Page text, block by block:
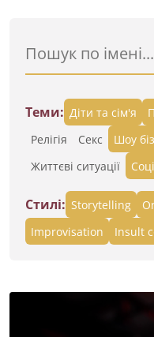
Теми: Діти та сім'я
Релігія
Секс Шоу
Життєві ситуації
Стилі: Storytelling
Improvisation
Insult